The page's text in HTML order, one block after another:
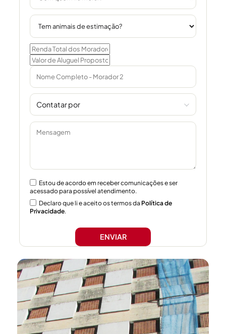
Contatar por
Estou de acordo em receber comunicações e ser
acessado para possível atendimento.
Declaro que li e aceito os termos da Política de
Privacidade.